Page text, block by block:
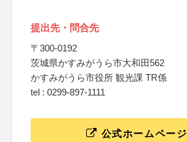
提出先・問合先
〒300-0192
茨城県かすみがうら市大和田562
かすみがうら市役所 観光課 TR係
tel : 0299-897-1111
公式ホームページ